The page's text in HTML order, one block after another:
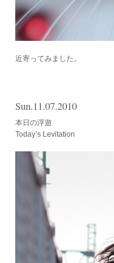
近寄ってみました。
Sun.11.07.2010
本日の浮遊
Today’s Levitation